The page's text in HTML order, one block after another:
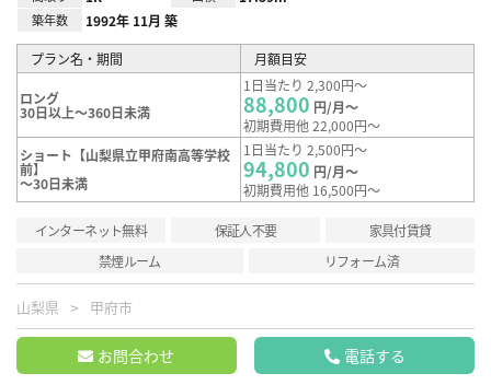
築年数 1992年 11月 築
プラン名・期間 月額目安
ロング
30日以上～360日未満
1日当たり 2,300円～
88,800 円/月～
初期費用他 22,000円～
ショート【山梨県立甲府南高等学校
前】
～30日未満
1日当たり 2,500円～
94,800 円/月～
初期費用他 16,500円～
インターネット無料 保証人不要
家具付賃貸
禁煙ルーム
リフォーム済
山梨県 甲府市
お問合わせ 電話する